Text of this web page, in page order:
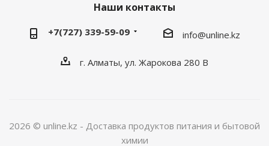
Наши контакты
+7(727) 339-59-09 info@unline.kz
г. Алматы, ул. Жарокова 280 В
2026 © unline.kz - Доставка продуктов питания и бытовой
химии